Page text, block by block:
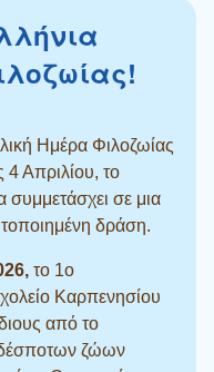
Ημέρα Φιλοζωίας
4 Απριλίου, το
συμμετάσχει σε μια
δράση.
το 1ο
Καρπενησίου
από το
ζώων